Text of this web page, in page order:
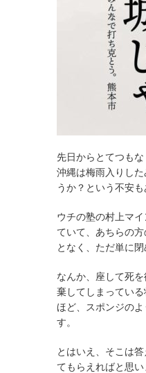
先日からとてつもな
沖縄は梅雨入りし
うか？という不安
ウチの塾の村上マ
ていて、あちらの
となく、ただ単に
なんか、座して死
棄してしまってい
ほど、スポンジの
す。
とはいえ、そこは
てもらえればと思い